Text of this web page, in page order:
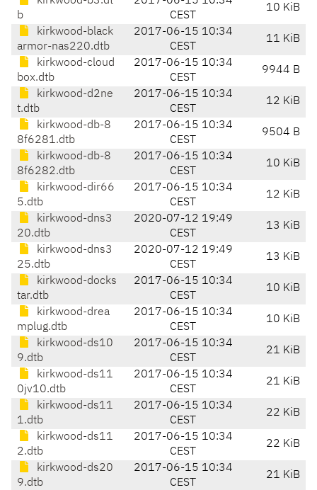
b
CEST
10 KiB
kirkwood-black
armor-nas220.dtb
2017-06-15 10:34
CEST
11 KiB
kirkwood-cloud
box.dtb
2017-06-15 10:34
CEST
9944 B
kirkwood-d2ne
t.dtb
2017-06-15 10:34
CEST
12 KiB
kirkwood-db-8
8f6281.dtb
2017-06-15 10:34
CEST
9504 B
kirkwood-db-8
8f6282.dtb
2017-06-15 10:34
CEST
10 KiB
kirkwood-dir66
5.dtb
2017-06-15 10:34
CEST
12 KiB
kirkwood-dns3
20.dtb
2020-07-12 19:49
CEST
13 KiB
kirkwood-dns3
25.dtb
2020-07-12 19:49
CEST
13 KiB
kirkwood-docks
tar.dtb
2017-06-15 10:34
CEST
10 KiB
kirkwood-drea
mplug.dtb
2017-06-15 10:34
CEST
10 KiB
kirkwood-ds10
9.dtb
2017-06-15 10:34
CEST
21 KiB
kirkwood-ds11
0jv10.dtb
2017-06-15 10:34
CEST
21 KiB
kirkwood-ds11
1.dtb
2017-06-15 10:34
CEST
22 KiB
kirkwood-ds11
2.dtb
2017-06-15 10:34
CEST
22 KiB
kirkwood-ds20
9.dtb
2017-06-15 10:34
CEST
21 KiB